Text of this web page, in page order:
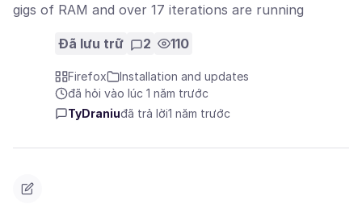
gigs of RAM and over 17 iterations are running
Đã lưu trữ 2 110
Firefox
Installation and updates
đã hỏi vào lúc 1 năm trước
TyDraniuđã trả lời1 năm trước